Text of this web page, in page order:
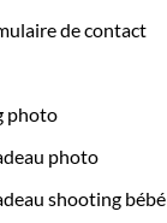
de contact
photo
photo
shooting bébé